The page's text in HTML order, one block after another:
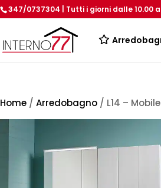
347/0737304 | Tutti i giorni dalle 10.00
Home /Arredobagno / L14 –